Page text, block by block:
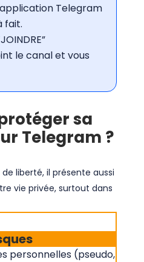
Telegram
fait.
le canal et vous
sa
Telegram ?
liberté, il présente aussi
vie privée, surtout dans
personnelles (pseudo,